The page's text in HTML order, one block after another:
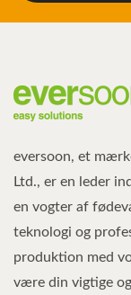
eversoon, et
Ltd., er en leder
en vogter af
teknologi og
produktion med
være din vigtige